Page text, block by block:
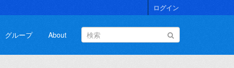
ログイン
グループ About